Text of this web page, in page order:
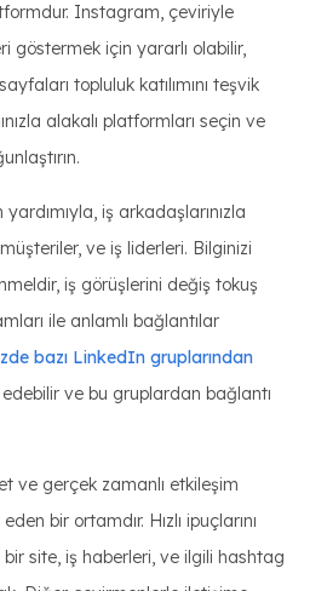
Instagram, çeviriyle
göstermek için yararlı olabilir,
topluluk katılımını teşvik
alakalı platformları seçin ve
iş arkadaşlarınızla
ve iş liderleri. Bilginizi
iş görüşlerini değiş tokuş
ile anlamlı bağlantılar
bazı LinkedIn gruplarından
ve bu gruplardan bağlantı
ve gerçek zamanlı etkileşim
bir ortamdır. Hızlı ipuçlarını
site, iş haberleri, ve ilgili hashtag